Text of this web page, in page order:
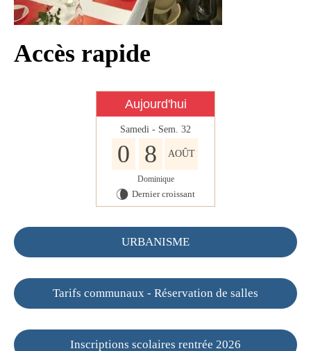
Faverolles dans la presse
Faverolles Infos – Format
numérique
Nos Partenaires
Accès rapide
Aujourd'hui
Samedi - Sem. 32
0 8 AOÛT
Dominique
V Dernier croissant
URBANISME
Tarifs communaux - Réservation de salles
Inscriptions scolaires rentrée 2026